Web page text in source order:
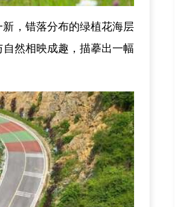
，错落分布的绿植花海层
然相映成趣，描摹出一幅